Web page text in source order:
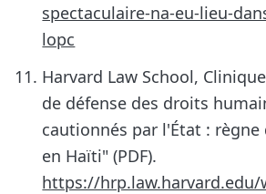
spectaculaire-na-eu-lieu-
lopc
Harvard Law School,
de défense des droits
cautionnés par l'État :
en Haïti" (PDF).
https://hrp.law.harvard.edu/